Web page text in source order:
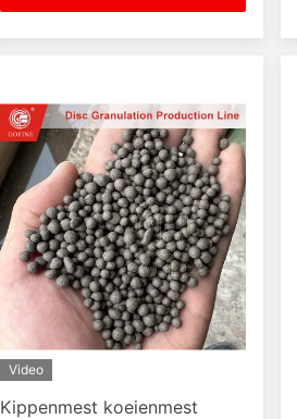
Video
Kippenmest koeienmest